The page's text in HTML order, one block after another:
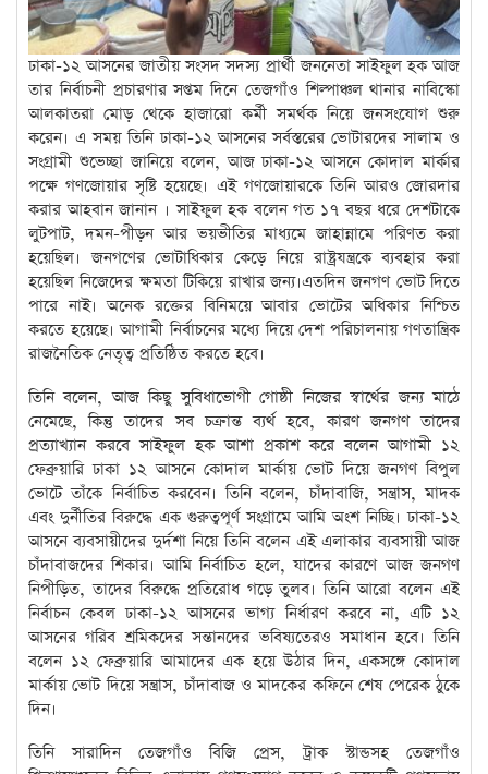
ঢাকা-১২ আসনের জাতীয় সংসদ সদস্য প্রার্থী জননেতা সাইফুল হক আজ
তার নির্বাচনী প্রচারণার সপ্তম দিনে তেজগাঁও শিল্পাঞ্চল থানার নাবিস্কো
আলকাতরা মোড় থেকে হাজারো কর্মী সমর্থক নিয়ে জনসংযোগ শুরু
করেন। এ সময় তিনি ঢাকা-১২ আসনের সর্বস্তরের ভোটারদের সালাম ও
সংগ্রামী শুভেচ্ছা জানিয়ে বলেন, আজ ঢাকা-১২ আসনে কোদাল মার্কার
পক্ষে গণজোয়ার সৃষ্টি হয়েছে। এই গণজোয়ারকে তিনি আরও জোরদার
করার আহবান জানান । সাইফুল হক বলেন গত ১৭ বছর ধরে দেশটাকে
লুটপাট, দমন-পীড়ন আর ভয়ভীতির মাধ্যমে জাহান্নামে পরিণত করা
হয়েছিল। জনগণের ভোটাধিকার কেড়ে নিয়ে রাষ্ট্রযন্ত্রকে ব্যবহার করা
হয়েছিল নিজেদের ক্ষমতা টিকিয়ে রাখার জন্য।এতদিন জনগণ ভোট দিতে
পারে নাই। অনেক রক্তের বিনিময়ে আবার ভোটের অধিকার নিশ্চিত
করতে হয়েছে। আগামী নির্বাচনের মধ্যে দিয়ে দেশ পরিচালনায় গণতান্ত্রিক
রাজনৈতিক নেতৃত্ব প্রতিষ্ঠিত করতে হবে।
তিনি বলেন, আজ কিছু সুবিধাভোগী গোষ্ঠী নিজের স্বার্থের জন্য মাঠে
নেমেছে, কিন্তু তাদের সব চক্রান্ত ব্যর্থ হবে, কারণ জনগণ তাদের
প্রত্যাখ্যান করবে সাইফুল হক আশা প্রকাশ করে বলেন আগামী ১২
ফেব্রুয়ারি ঢাকা ১২ আসনে কোদাল মার্কায় ভোট দিয়ে জনগণ বিপুল
ভোটে তাঁকে নির্বাচিত করবেন। তিনি বলেন, চাঁদাবাজি, সন্ত্রাস, মাদক
এবং দুর্নীতির বিরুদ্ধে এক গুরুত্বপূর্ণ সংগ্রামে আমি অংশ নিচ্ছি। ঢাকা-১২
আসনে ব্যবসায়ীদের দুর্দশা নিয়ে তিনি বলেন এই এলাকার ব্যবসায়ী আজ
চাঁদাবাজদের শিকার। আমি নির্বাচিত হলে, যাদের কারণে আজ জনগণ
নিপীড়িত, তাদের বিরুদ্ধে প্রতিরোধ গড়ে তুলব। তিনি আরো বলেন এই
নির্বাচন কেবল ঢাকা-১২ আসনের ভাগ্য নির্ধারণ করবে না, এটি ১২
আসনের গরিব শ্রমিকদের সন্তানদের ভবিষ্যতেরও সমাধান হবে। তিনি
বলেন ১২ ফেব্রুয়ারি আমাদের এক হয়ে উঠার দিন, একসঙ্গে কোদাল
মার্কায় ভোট দিয়ে সন্ত্রাস, চাঁদাবাজ ও মাদকের কফিনে শেষ পেরেক ঠুকে
দিন।
তিনি সারাদিন তেজগাঁও বিজি প্রেস, ট্রাক স্টান্ডসহ তেজগাঁও